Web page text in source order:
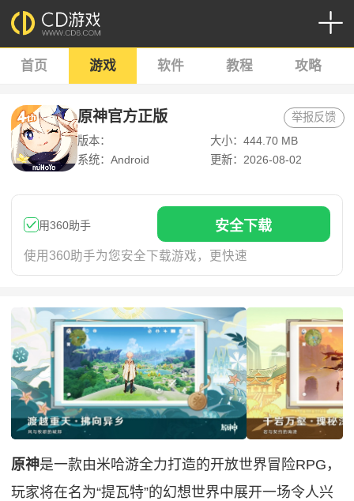
首页 游戏 软件 教程 攻略
原神官方正版
版本：
6.7.0_45486583_45768959
大小：444.70 MB
系统：Android
更新：2026-08-02
举报反馈
安全下载
用360助手
使用360助手为您安全下载游戏，更快速
原神是一款由米哈游全力打造的开放世界冒险RPG，
玩家将在名为“提瓦特”的幻想世界中展开一场令人兴